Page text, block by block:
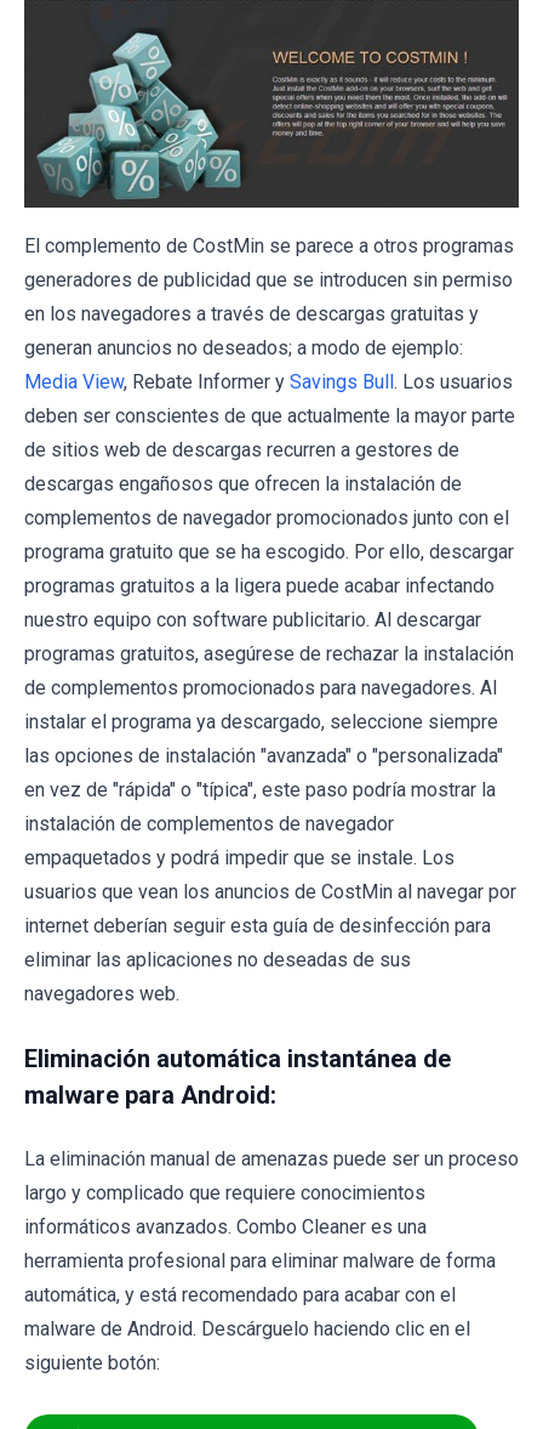
El complemento de CostMin se parece a otros programas
generadores de publicidad que se introducen sin permiso
en los navegadores a través de descargas gratuitas y
generan anuncios no deseados; a modo de ejemplo:
Media View, Rebate Informer y Savings Bull. Los usuarios
deben ser conscientes de que actualmente la mayor parte
de sitios web de descargas recurren a gestores de
descargas engañosos que ofrecen la instalación de
complementos de navegador promocionados junto con el
programa gratuito que se ha escogido. Por ello, descargar
programas gratuitos a la ligera puede acabar infectando
nuestro equipo con software publicitario. Al descargar
programas gratuitos, asegúrese de rechazar la instalación
de complementos promocionados para navegadores. Al
instalar el programa ya descargado, seleccione siempre
las opciones de instalación "avanzada" o "personalizada"
en vez de "rápida" o "típica", este paso podría mostrar la
instalación de complementos de navegador
empaquetados y podrá impedir que se instale. Los
usuarios que vean los anuncios de CostMin al navegar por
internet deberían seguir esta guía de desinfección para
eliminar las aplicaciones no deseadas de sus
navegadores web.
Eliminación automática instantánea de
malware para Android:
La eliminación manual de amenazas puede ser un proceso
largo y complicado que requiere conocimientos
informáticos avanzados. Combo Cleaner es una
herramienta profesional para eliminar malware de forma
automática, y está recomendado para acabar con el
malware de Android. Descárguelo haciendo clic en el
siguiente botón: